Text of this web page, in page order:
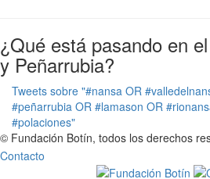
¿Qué está pasando en
y Peñarrubia?
Tweets sobre "#nansa OR
#peñarrubia OR #lamason OR
#polaciones"
© Fundación Botín, todos los derechos
Contacto